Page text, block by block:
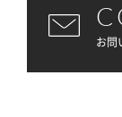
お問